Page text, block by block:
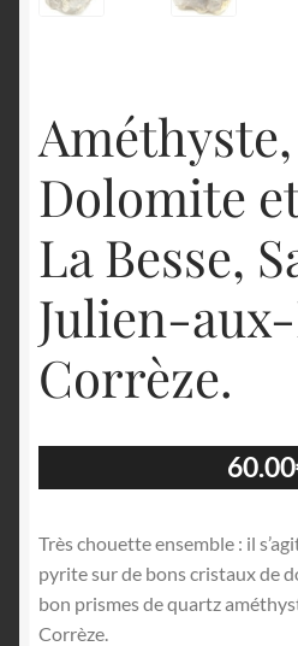
Améthyste,
Dolomite
La Besse,
Julien-
Corrèze.
60.00
Très chouette ensemble : il
pyrite sur de bons cristaux de
bon prismes de quartz
Corrèze.